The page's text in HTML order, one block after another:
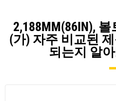
2,188MM(86IN),
(가) 자주 비교된
되는지 알